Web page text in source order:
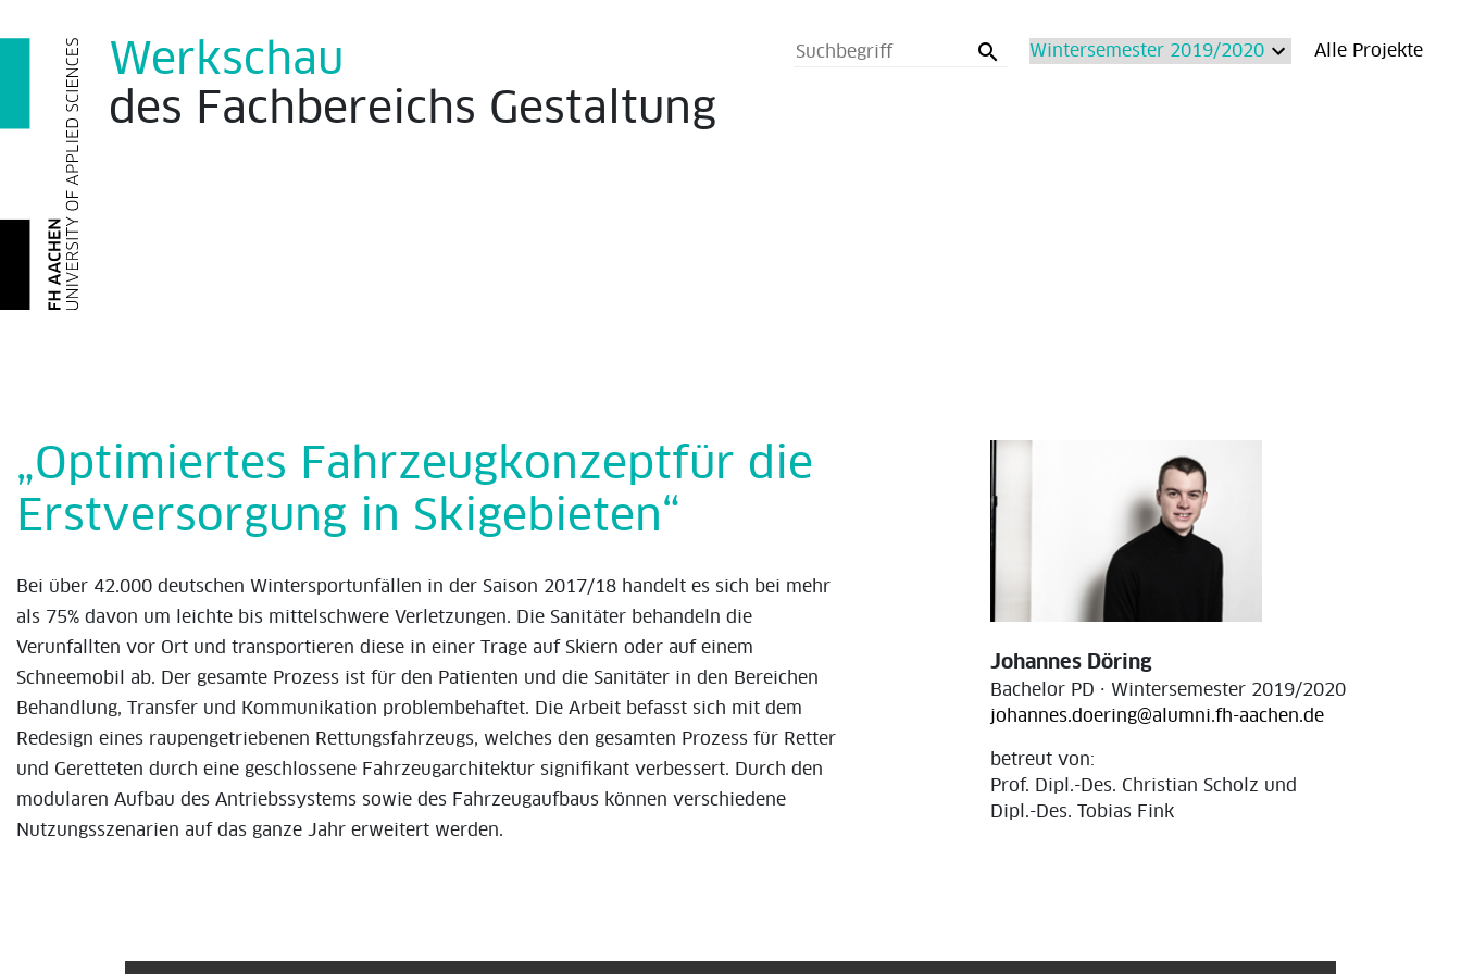
Werkschau
des Fachbereichs Gestaltung
search Alle Projekte
„Optimiertes Fahrzeugkonzeptfür die
Erstversorgung in Skigebieten“
Bei über 42.000 deutschen Wintersportunfällen in der Saison 2017/18 handelt es sich bei mehr
als 75% davon um leichte bis mittelschwere Verletzungen. Die Sanitäter behandeln die
Verunfallten vor Ort und transportieren diese in einer Trage auf Skiern oder auf einem
Schneemobil ab. Der gesamte Prozess ist für den Patienten und die Sanitäter in den Bereichen
Behandlung, Transfer und Kommunikation problembehaftet. Die Arbeit befasst sich mit dem
Redesign eines raupengetriebenen Rettungsfahrzeugs, welches den gesamten Prozess für Retter
und Geretteten durch eine geschlossene Fahrzeugarchitektur signifikant verbessert. Durch den
modularen Aufbau des Antriebssystems sowie des Fahrzeugaufbaus können verschiedene
Nutzungsszenarien auf das ganze Jahr erweitert werden.
Johannes Döring
Bachelor PD · Wintersemester 2019/2020
johannes.doering@alumni.fh-aachen.de
betreut von:
Prof. Dipl.-Des. Christian Scholz und
Dipl.-Des. Tobias Fink